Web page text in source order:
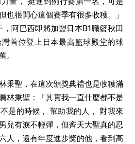
也很開心這個賽季有很多收穫。」
阿巴西即將加盟日本B1職籃秋田
首位登上日本最高籃球殿堂的球
。
秉聖，在這次頒獎典禮也是收穫滿
林秉聖：「其實我一直什麼都不是
是的時候， 幫助我的人， 對我來
兒有淚不輕彈，但齊天大聖真的忍
人，還有年度進步獎的他，看到高